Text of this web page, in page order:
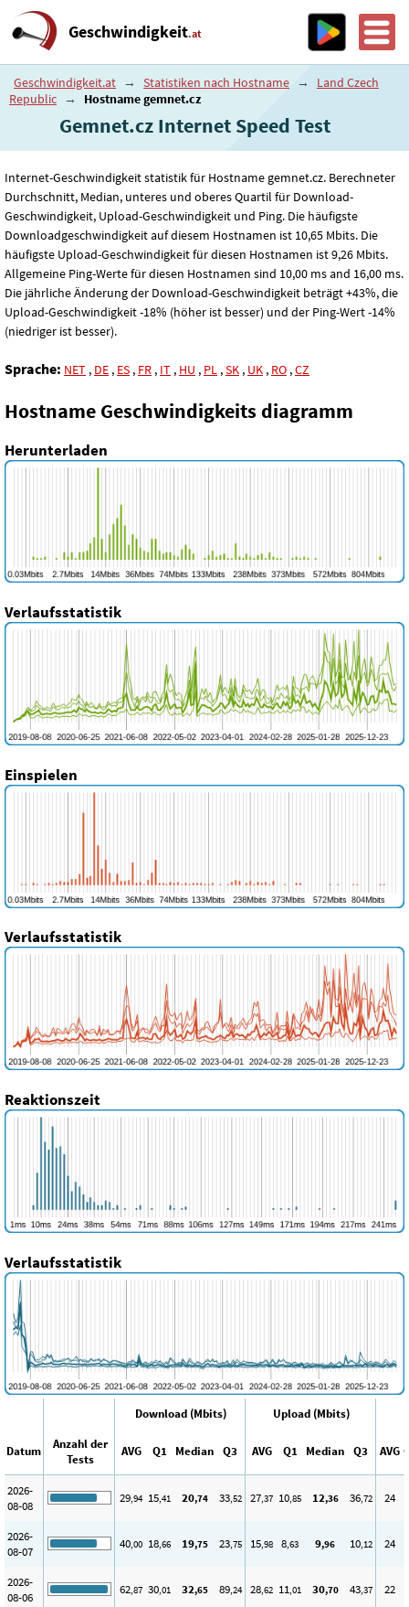
Geschwindigkeit.at
Geschwindigkeit.at → Statistiken nach Hostname →
Land Czech
Republic → Hostname gemnet.cz
Gemnet.cz Internet Speed ​​Test
Internet-Geschwindigkeit statistik für Hostname gemnet.cz. Berechneter
Durchschnitt, Median, unteres und oberes Quartil für Download-
Geschwindigkeit, Upload-Geschwindigkeit und Ping. Die häufigste
Downloadgeschwindigkeit auf diesem Hostnamen ist 10,65 Mbits. Die
häufigste Upload-Geschwindigkeit für diesen Hostnamen ist 9,26 Mbits.
Allgemeine Ping-Werte für diesen Hostnamen sind 10,00 ms and 16,00 ms.
Die jährliche Änderung der Download-Geschwindigkeit beträgt +43%, die
Upload-Geschwindigkeit -18% (höher ist besser) und der Ping-Wert -14%
(niedriger ist besser).
Sprache: NET , DE , ES , FR , IT , HU , PL ,SK , UK , RO ,CZ
Hostname Geschwindigkeits diagramm
Herunterladen
Verlaufsstatistik
Einspielen
Verlaufsstatistik
Reaktionszeit
Verlaufsstatistik
Download (Mbits) Upload (Mbits)
Datum
Anzahl der
Tests
AVG Q1 Median Q3 AVG Q1 Median Q3 AVG
2026-
08-08
29,94 15,41 20,74 33,52 27,37 10,85 12,36 36,72 24
2026-
08-07
40,00 18,66 19,75 23,75 15,98 8,63 9,96 10,12 24
2026-
08-06
62,87 30,01 32,65 89,24 28,62 11,01 30,70 43,37 22